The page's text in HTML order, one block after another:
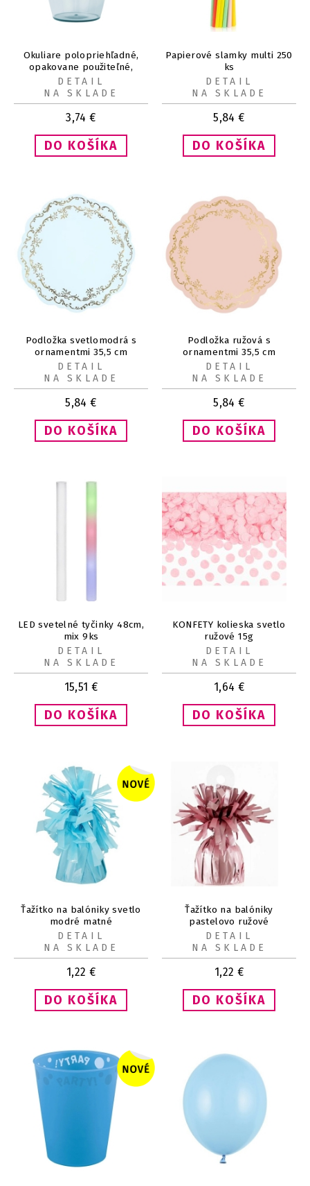
Okuliare polopriehľadné,
opakovane použiteľné,
svetlomodré 2ks
3,74 €
DETAIL
NA SKLADE
Papierové slamky multi 250
ks
5,84 €
DETAIL
NA SKLADE
Podložka svetlomodrá s
ornamentmi 35,5 cm
5,84 €
DETAIL
NA SKLADE
Podložka ružová s
ornamentmi 35,5 cm
5,84 €
DETAIL
NA SKLADE
LED svetelné tyčinky 48cm,
mix 9ks
15,51 €
DETAIL
NA SKLADE
KONFETY kolieska svetlo
ružové 15g
1,64 €
DETAIL
NA SKLADE
Ťažítko na balóniky svetlo
modré matné
1,22 €
DETAIL
NA SKLADE
Ťažítko na balóniky
pastelovo ružové
1,22 €
DETAIL
NA SKLADE